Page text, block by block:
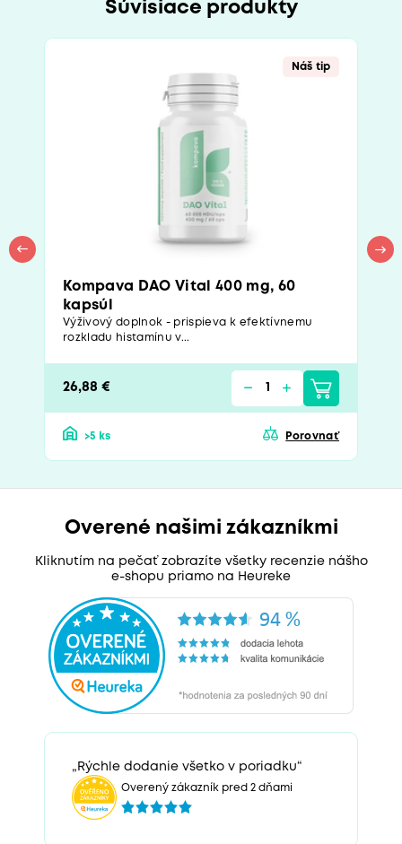
Súvisiace produkty
Náš tip
Kompava DAO Vital 400 mg, 60
kapsúl
Výživový doplnok - prispieva k efektívnemu
rozkladu histamínu v...
26,88 €
>5 ks Porovnať
Overené našimi zákazníkmi
Kliknutím na pečať zobrazíte všetky recenzie nášho
e-shopu priamo na Heureke
„Rýchle dodanie všetko v poriadku“
Overený zákazník pred 2 dňami